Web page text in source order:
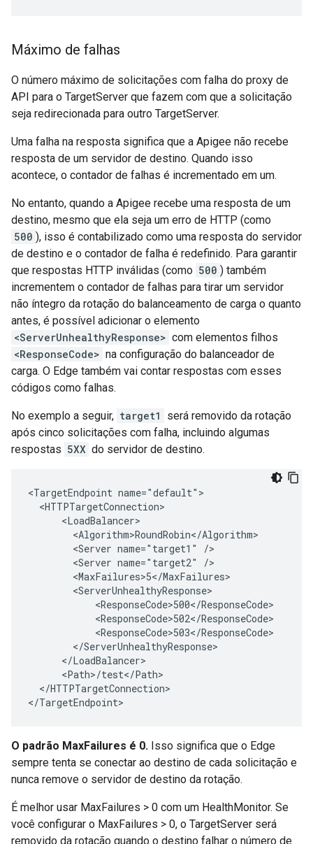
Máximo de falhas
O número máximo de solicitações com falha do proxy de
API para o TargetServer que fazem com que a solicitação
seja redirecionada para outro TargetServer.
Uma falha na resposta significa que a Apigee não recebe
resposta de um servidor de destino. Quando isso
acontece, o contador de falhas é incrementado em um.
No entanto, quando a Apigee recebe uma resposta de um
destino, mesmo que ela seja um erro de HTTP (como
500 ), isso é contabilizado como uma resposta do servidor
de destino e o contador de falha é redefinido. Para garantir
que respostas HTTP inválidas (como 500 ) também
incrementem o contador de falhas para tirar um servidor
não íntegro da rotação do balanceamento de carga o quanto
antes, é possível adicionar o elemento
<ServerUnhealthyResponse> com elementos filhos
<ResponseCode> na configuração do balanceador de
carga. O Edge também vai contar respostas com esses
códigos como falhas.
No exemplo a seguir, target1
será removido da rotação
após cinco solicitações com falha, incluindo algumas
respostas 5XX do servidor de destino.
<TargetEndpoint name="default">
  <HTTPTargetConnection>
      <LoadBalancer>
        <Algorithm>RoundRobin</Algorithm>
        <Server name="target1" />
        <Server name="target2" />
        <MaxFailures>5</MaxFailures>
        <ServerUnhealthyResponse>
            <ResponseCode>500</ResponseCode>
            <ResponseCode>502</ResponseCode>
            <ResponseCode>503</ResponseCode>
        </ServerUnhealthyResponse>
      </LoadBalancer>
      <Path>/test</Path>
  </HTTPTargetConnection>
</TargetEndpoint>
O padrão MaxFailures é 0. Isso significa que o Edge
sempre tenta se conectar ao destino de cada solicitação e
nunca remove o servidor de destino da rotação.
É melhor usar MaxFailures > 0 com um HealthMonitor. Se
você configurar o MaxFailures > 0, o TargetServer será
removido da rotação quando o destino falhar o número de